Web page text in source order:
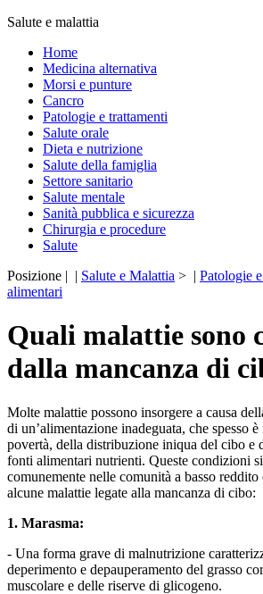
Salute e malattia
Home
Medicina alternativa
Morsi e punture
Cancro
Patologie e trattamenti
Salute orale
Dieta e nutrizione
Salute della famiglia
Settore sanitario
Salute mentale
Sanità pubblica e sicurezza
Chirurgia e procedure
Salute
Posizione | | Salute e Malattia > | Patologie
alimentari
Quali malattie sono
dalla mancanza di
Molte malattie possono insorgere a causa
di un’alimentazione inadeguata, che spesso
povertà, della distribuzione iniqua del cibo e
fonti alimentari nutrienti. Queste condizioni
comunemente nelle comunità a basso
alcune malattie legate alla mancanza di cibo:
1. Marasma:
- Una forma grave di malnutrizione
deperimento e depauperamento del grasso
muscolare e delle riserve di glicogeno.